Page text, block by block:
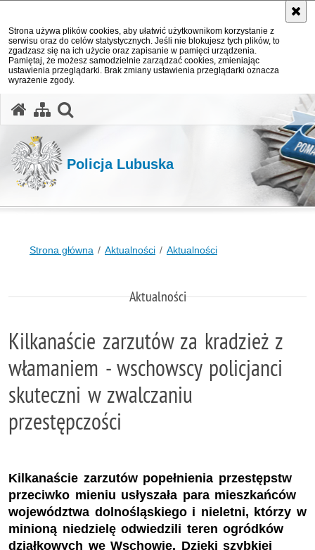
Strona używa plików cookies, aby ułatwić użytkownikom korzystanie z
serwisu oraz do celów statystycznych. Jeśli nie blokujesz tych plików, to
zgadzasz się na ich użycie oraz zapisanie w pamięci urządzenia.
Pamiętaj, że możesz samodzielnie zarządzać cookies, zmieniając
ustawienia przeglądarki. Brak zmiany ustawienia przeglądarki oznacza
wyrażenie zgody.
Policja Lubuska
Strona główna Aktualności Aktualności
Aktualności
Kilkanaście zarzutów za kradzież z
włamaniem - wschowscy policjanci
skuteczni w zwalczaniu
przestępczości
Kilkanaście zarzutów popełnienia przestępstw
przeciwko mieniu usłyszała para mieszkańców
województwa dolnośląskiego i nieletni, którzy w
minioną niedzielę odwiedzili teren ogródków
działkowych we Wschowie. Dzięki szybkiej